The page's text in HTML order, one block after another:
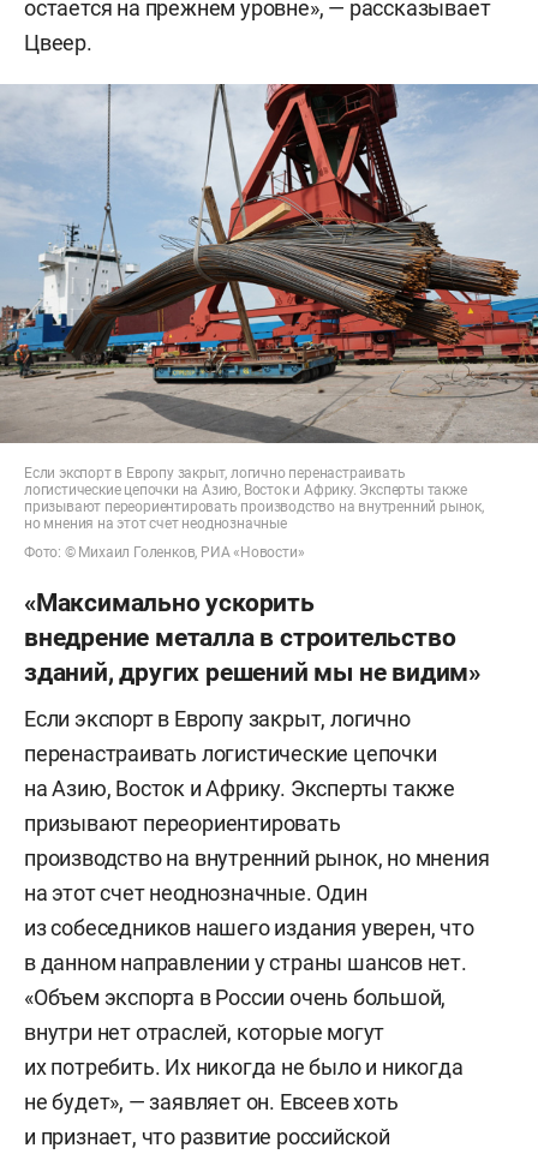
остается на прежнем уровне», — рассказывает
Цвеер.
Если экспорт в Европу закрыт, логично перенастраивать
логистические цепочки на Азию, Восток и Африку. Эксперты также
призывают переориентировать производство на внутренний рынок,
но мнения на этот счет неоднозначные
Фото: © Михаил Голенков, РИА «Новости»
«Максимально ускорить
внедрение металла в строительство
зданий, других решений мы не видим»
Если экспорт в Европу закрыт, логично
перенастраивать логистические цепочки
на Азию, Восток и Африку. Эксперты также
призывают переориентировать
производство на внутренний рынок, но мнения
на этот счет неоднозначные. Один
из собеседников нашего издания уверен, что
в данном направлении у страны шансов нет.
«Объем экспорта в России очень большой,
внутри нет отраслей, которые могут
их потребить. Их никогда не было и никогда
не будет», — заявляет он. Евсеев хоть
и признает, что развитие российской